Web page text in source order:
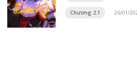
Chương 2.1 26/01/